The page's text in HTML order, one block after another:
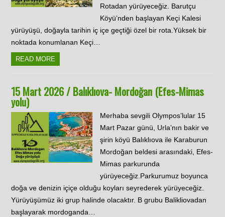
Rotadan yürüyeceğiz. Barutçu
Köyü’nden başlayan Keçi Kalesi
yürüyüşü, doğayla tarihin iç içe geçtiği özel bir rota.Yüksek bir
noktada konumlanan Keçi…
READ MORE
15 Mart 2026 / Balıklıova- Mordoğan (Efes-Mimas
yolu)
Merhaba sevgili Olympos’lular 15
Mart Pazar günü, Urla’nın bakir ve
şirin köyü Balıklıova ile Karaburun
Mordoğan beldesi arasındaki, Efes-
Mimas parkurunda
yürüyeceğiz.Parkurumuz boyunca
doğa ve denizin içiçe olduğu koyları seyrederek yürüyeceğiz.
Yürüyüşümüz iki grup halinde olacaktır. B grubu Balikliovadan
başlayarak mordoganda…